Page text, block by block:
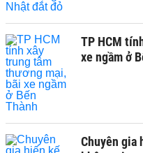
TP HCM
xe ngầm ở
Chuyên gia